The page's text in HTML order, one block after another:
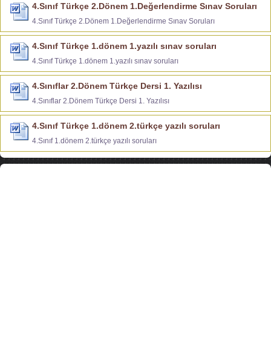
4.Sınıf Türkçe 2.Dönem 1.Değerlendirme Sınav Soruları
4.Sınıf Türkçe 2.Dönem 1.Değerlendirme Sınav Soruları
4.Sınıf Türkçe 1.dönem 1.yazılı sınav soruları
4.Sınıf Türkçe 1.dönem 1.yazılı sınav soruları
4.Sınıflar 2.Dönem Türkçe Dersi 1. Yazılısı
4.Sınıflar 2.Dönem Türkçe Dersi 1. Yazılısı
4.Sınıf Türkçe 1.dönem 2.türkçe yazılı soruları
4.Sınıf 1.dönem 2.türkçe yazılı soruları